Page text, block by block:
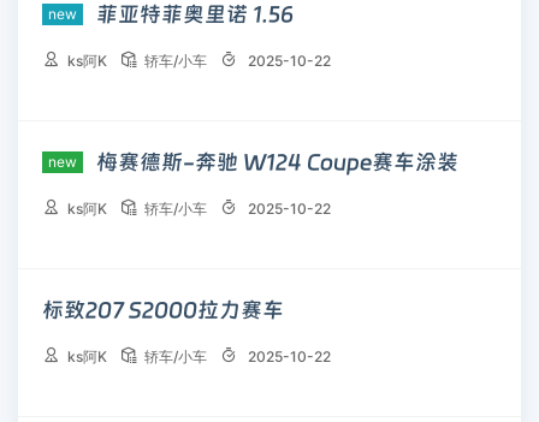
new 菲亚特菲奥里诺 1.56
 ks阿K  轿车/小车  2025-10-22
new 梅赛德斯-奔驰 W124 Coupe赛车涂装
 ks阿K  轿车/小车  2025-10-22
标致207 S2000拉力赛车
 ks阿K  轿车/小车  2025-10-22